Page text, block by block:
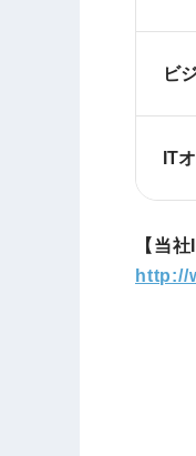
ビ
IT
【当
http://